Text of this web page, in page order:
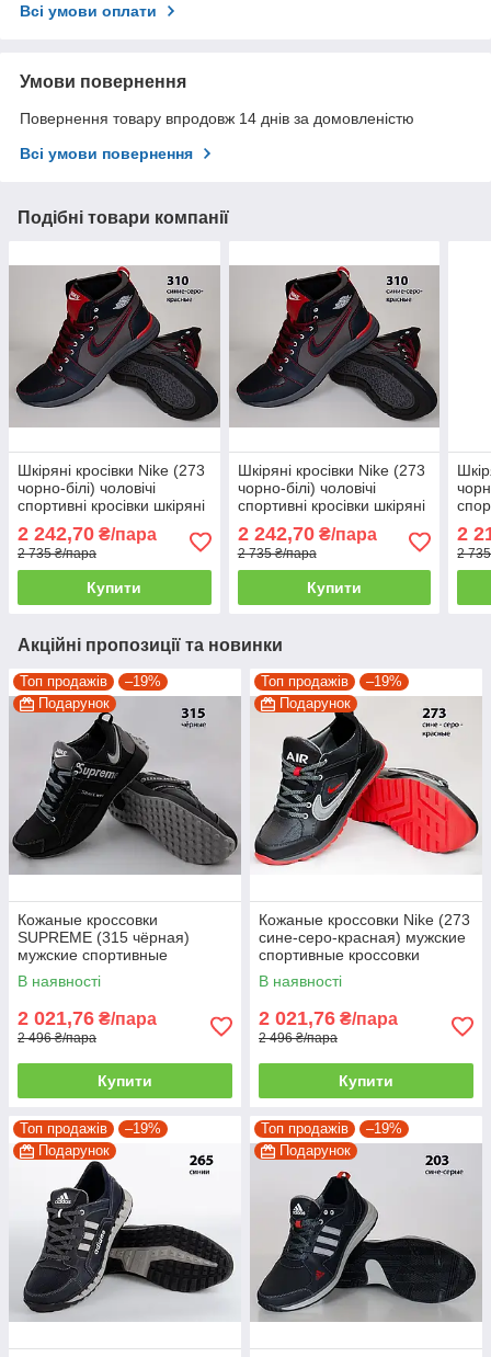
Всі умови оплати
Умови повернення
Повернення товару впродовж 14 днів за домовленістю
Всі умови повернення
Подібні товари компанії
Шкіряні кросівки Nike (273
чорно-білі) чоловічі
спортивні кросівки шкіряні
чоловічі
2 242,70 ₴/пара
2 735 ₴/пара
Купити
Шкіряні кросівки Nike (273
чорно-білі) чоловічі
спортивні кросівки шкіряні
чоловічі
2 242,70₴/пара
2 735 ₴/пара
Купити
2
2
Акційні пропозиції та новинки
Топ продажів
–19%
Подарунок
Кожаные кроссовки
SUPREME (315 чёрная)
мужские спортивные
кроссовки шкіряні чоловічі
В наявності
2 021,76 ₴/пара
2 496 ₴/пара
Купити
Топ продажів
–19%
Подарунок
Кожаные кроссовки Nike (273
сине-серо-красная) мужские
спортивные кроссовки
шкіряні чоловічі
В наявності
2 021,76 ₴/пара
2 496 ₴/пара
Купити
Топ продажів
–19%
Подарунок
Топ продажів
–19%
Подарунок